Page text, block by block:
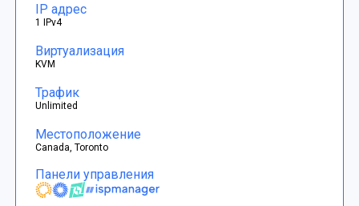
IP адрес
1 IPv4
Виртуализация
KVM
Трафик
Unlimited
Местоположение
Canada, Toronto
Панели управления